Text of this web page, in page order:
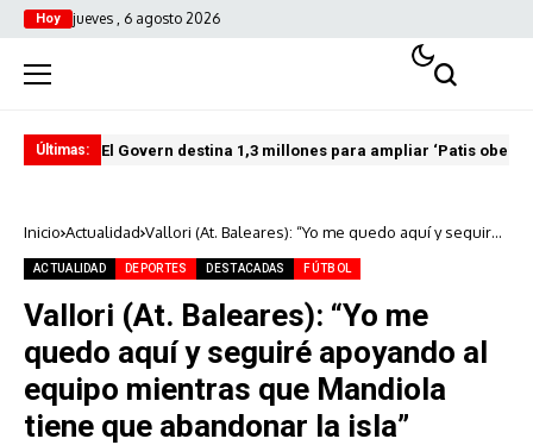
Hoy jueves , 6 agosto 2026
Últimas: El Govern destina 1,3 millones para ampliar ‘Patis
Inicio Actualidad Vallori (At. Baleares): “Yo me quedo aquí y seguiré
que abandonar la isla”
ACTUALIDAD DEPORTES DESTACADAS FÚTBOL
Vallori (At. Baleares): “Yo me
quedo aquí y seguiré apoyando al
equipo mientras que Mandiola
tiene que abandonar la isla”